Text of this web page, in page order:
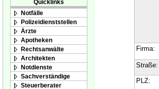
Quicklinks
Notfälle
Polizeidienststellen
Ärzte
Apotheken
Rechtsanwälte
Architekten
Notdienste
Sachverständige
Steuerberater
Firma:
Straße:
PLZ: